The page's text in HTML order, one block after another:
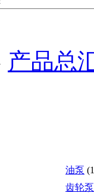
产品总
油泵
齿轮泵